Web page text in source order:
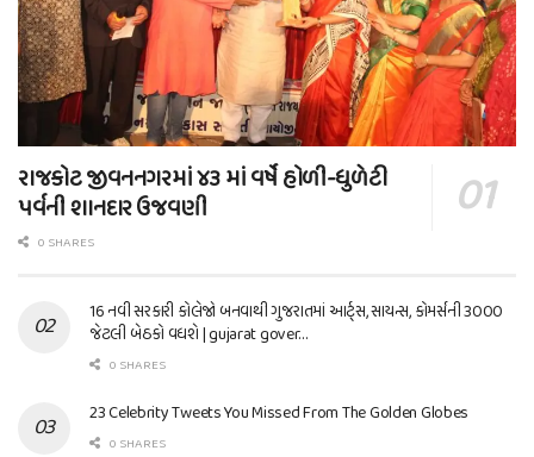
રાજકોટ જીવનનગરમાં ૪૩ માં વર્ષે હોળી-ધુળેટી
પર્વની શાનદાર ઉજવણી
0 SHARES
16 નવી સરકારી કોલેજો બનવાથી ગુજરાતમાં આર્ટ્સ, સાયન્સ, કોમર્સની 3000
જેટલી બેઠકો વધશે | gujarat gover…
0 SHARES
23 Celebrity Tweets You Missed From The Golden Globes
0 SHARES